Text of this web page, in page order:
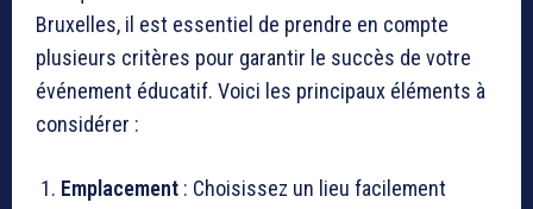
Bruxelles, il est essentiel de prendre en compte
plusieurs critères pour garantir le succès de votre
événement éducatif. Voici les principaux éléments à
considérer :
Emplacement : Choisissez un lieu facilement